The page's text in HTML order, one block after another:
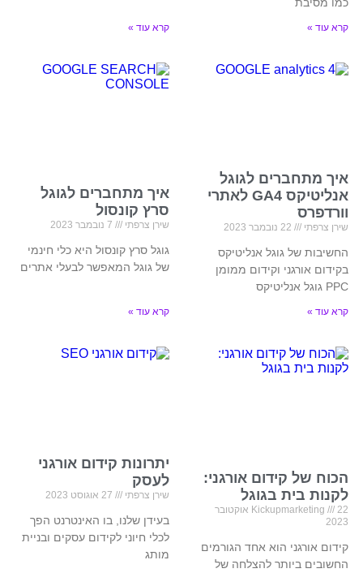
קרא עוד » קרא עוד »
איך מתחברים לגוגל
אנליטיקס GA4 לאתרי
וורדפרס
שירן צרפתי
החשיבות של גוגל אנליטיקס
בקידום אורגני וקידום ממומן
PPC גוגל אנליטיקס
קרא עוד »
איך מתחברים לגוגל
סרץ קונסול
שירן צרפתי
גוגל סרץ קונסול היא כלי חינמי
של גוגל המאפשר לבעלי אתרים
קרא עוד »
הכוח של קידום אורגני:
לקנות בית בגוגל
Kickupmarketing 22 אוקטובר
2023
קידום אורגני הוא אחד הגורמים
החשובים ביותר להצלחה של
יתרונות קידום אורגני
לעסק
שירן צרפתי
בעידן שלנו, בו האינטרנט הפך
לכלי חיוני לקידום עסקים ובניית
מותג